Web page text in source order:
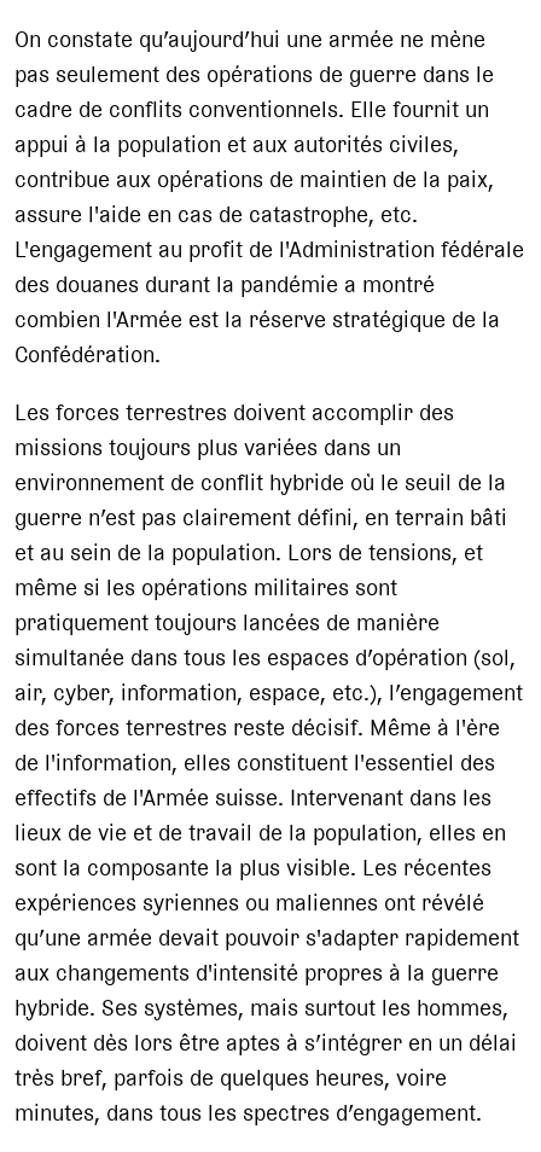
On constate qu’aujourd’hui une armée ne mène
pas seulement des opérations de guerre dans le
cadre de conflits conventionnels. Elle fournit un
appui à la population et aux autorités civiles,
contribue aux opérations de maintien de la paix,
assure l'aide en cas de catastrophe, etc.
L'engagement au profit de l'Administration fédérale
des douanes durant la pandémie a montré
combien l'Armée est la réserve stratégique de la
Confédération.
Les forces terrestres doivent accomplir des
missions toujours plus variées dans un
environnement de conflit hybride où le seuil de la
guerre n’est pas clairement défini, en terrain bâti
et au sein de la population. Lors de tensions, et
même si les opérations militaires sont
pratiquement toujours lancées de manière
simultanée dans tous les espaces d’opération (sol,
air, cyber, information, espace, etc.), l’engagement
des forces terrestres reste décisif. Même à l'ère
de l'information, elles constituent l'essentiel des
effectifs de l'Armée suisse. Intervenant dans les
lieux de vie et de travail de la population, elles en
sont la composante la plus visible. Les récentes
expériences syriennes ou maliennes ont révélé
qu’une armée devait pouvoir s'adapter rapidement
aux changements d'intensité propres à la guerre
hybride. Ses systèmes, mais surtout les hommes,
doivent dès lors être aptes à s’intégrer en un délai
très bref, parfois de quelques heures, voire
minutes, dans tous les spectres d’engagement.